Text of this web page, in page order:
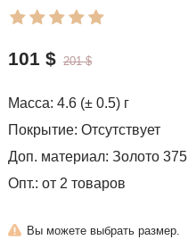
101 $ 201 $
Масса: 4.6 (± 0.5) г
Покрытие: Отсутствует
Доп. материал: Золото
Опт.: от 2 товаров
Вы можете выбрать размер.